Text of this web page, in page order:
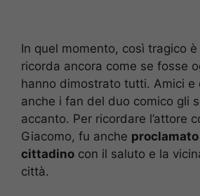
In quel momento, così tragico
ricorda ancora come se fosse
hanno dimostrato tutti. Amici e
anche i fan del duo comico gli
accanto. Per ricordare l’attore
Giacomo, fu anche
cittadino con il saluto e la
città.